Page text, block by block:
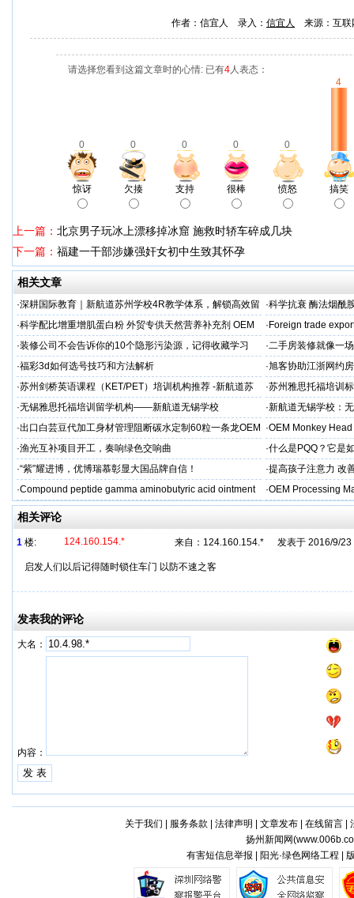
作者：信宜人 录入： 信宜人 来源：互
请选择您看到这篇文章时的心情: 已有4人表态：
0 0 0 0 0
4
惊讶 欠揍 支持 很棒 愤怒 搞笑
上一篇： 北京男子玩冰上漂移掉冰窟 施救时轿车碎成几块
下一篇： 福建一干部涉嫌强奸女初中生致其怀孕
相关文章
·深耕国际教育｜新航道苏州学校4R教学体系，解锁高效留
学备考之路
·科学抗衰 酶法烟酰
M/ODM定制
·科学配比增重增肌蛋白粉 外贸专供天然营养补充剂 OEM
源头定制
· Foreign trade
·装修公司不会告诉你的10个隐形污染源，记得收藏学习 ·二手房装修就像一
糟心！看完这篇再开
·福彩3d如何选号技巧和方法解析 ·旭客协助江浙网约
标杆
·苏州剑桥英语课程（KET/PET）培训机构推荐 -新航道苏
州学校
·苏州雅思托福培训
率领先
·无锡雅思托福培训留学机构——新航道无锡学校 ·新航道无锡学校：
·出口白芸豆代加工身材管理阻断碳水定制60粒一条龙OEM
贴牌
·OEM Monkey
aps
·渔光互补项目开工，奏响绿色交响曲 ·什么是PQQ？它是
·“紫”耀进博，优博瑞慕彰显大国品牌自信！ ·提高孩子注意力 改
·Compound peptide gamma aminobutyric acid ointment ·OEM Processing
相关评论
1 楼: 124.160.154.* 来自： 124.160.154.* 发表于 2016/9/
启发人们以后记得随时锁住车门 以防不速之客
发表我的评论
大名：
内容：
关于我们 服务条款 法律声明 文章发布| 在线留言|
扬州新闻网(
有害短信息举报 | 阳光·绿色网络工程 |